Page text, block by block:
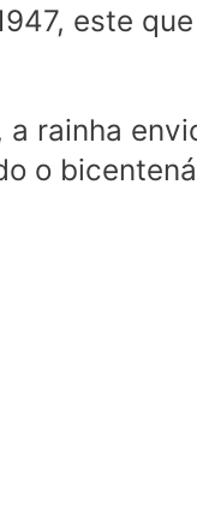
este
rainha
o